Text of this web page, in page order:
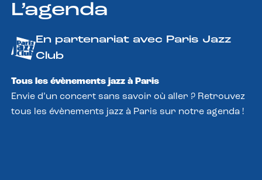
L’agenda
En partenariat avec Paris Jazz
Club
Tous les évènements jazz à Paris
Envie d’un concert sans savoir où aller ? Retrouvez
tous les évènements jazz à Paris sur notre agenda !